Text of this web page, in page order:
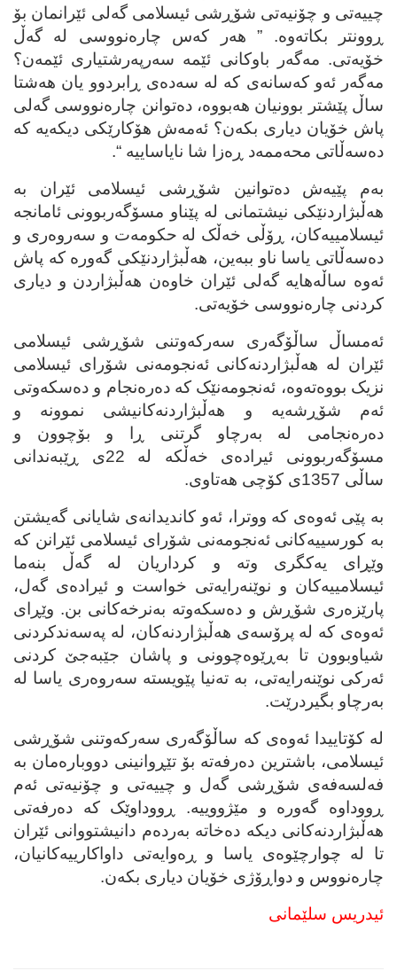
چییه‌تی و چۆنیه‌تی شۆڕشی ئیسلامی گه‌لی ئێرانمان بۆ
ڕوونتر بکاته‌وه‌. ” هه‌ر که‌س چاره‌نووسی له‌ گه‌ڵ
خۆیه‌تی. مه‌گه‌ر باوکانی ئێمه‌ سه‌رپه‌رشتیاری ئێمه‌ن؟
مه‌گه‌ر ئه‌و که‌سانه‌ی که‌ له‌ سه‌ده‌ی ڕابردوو یان هه‌شتا
ساڵ پێشتر بوونیان هه‌بووه‌، ده‌توانن چاره‌نووسی گه‌لی
پاش خۆیان دیاری بکه‌ن؟ ئه‌مه‌ش هۆکارێکی دیکه‌یه‌ که‌
ده‌سه‌ڵاتی محه‌ممه‌د ڕه‌زا شا نایاساییه‌ “.
به‌م پێیه‌ش ده‌توانین شۆڕشی ئیسلامی ئێران به‌
هه‌ڵبژاردنێکی نیشتمانی له‌ پێناو مسۆگه‌ربوونی ئامانجه‌
ئیسلامییه‌کان، ڕۆڵی خه‌ڵک له‌ حکومه‌ت و سه‌روه‌ری و
ده‌سه‌ڵاتی یاسا ناو ببه‌ین، هه‌ڵبژاردنێکی گه‌وره‌ که‌ پاش
ئه‌وه‌ ساڵه‌هایه‌ گه‌لی ئێران خاوه‌ن هه‌ڵبژاردن و دیاری
کردنی چاره‌نووسی خۆیه‌تی.
ئه‌مساڵ ساڵۆگه‌ری سه‌رکه‌وتنی شۆڕشی ئیسلامی
ئێران له‌ هه‌ڵبژاردنه‌کانی ئه‌نجومه‌نی شۆرای ئیسلامی
نزیک بووه‌ته‌وه‌، ئه‌نجومه‌نێک که‌ ده‌ره‌نجام و ده‌سکه‌وتی
ئه‌م شۆڕشه‌یه‌ و هه‌ڵبژاردنه‌کانیشی نموونه‌ و
ده‌ره‌نجامی له‌ به‌رچاو گرتنی ڕا و بۆچوون و
مسۆگه‌ربوونی ئیراده‌ی خه‌ڵکه‌ له‌ 22ی ڕێبه‌ندانی
ساڵی 1357ی کۆچی هه‌تاوی.
به‌ پێی ئه‌وه‌ی که‌ ووترا، ئه‌و کاندیدانه‌ی شایانی گه‌یشتن
به‌ کورسییه‌کانی ئه‌نجومه‌نی شۆرای ئیسلامی ئێرانن که‌
وێڕای یه‌کگری وته‌ و کرداریان له‌ گه‌ڵ بنه‌ما
ئیسلامییه‌کان و نوێنه‌رایه‌تی خواست و ئیراده‌ی گه‌ل،
پارێزه‌ری شۆڕش و ده‌سکه‌وته‌ به‌نرخه‌کانی بن. وێڕای
ئه‌وه‌ی که‌ له‌ پرۆسه‌ی هه‌ڵبژاردنه‌کان، له‌ په‌سه‌ندکردنی
شیاوبوون تا به‌ڕێوه‌چوونی و پاشان جێبه‌جێ کردنی
ئه‌رکی نوێنه‌رایه‌تی، به‌ ته‌نیا پێویسته‌ سه‌روه‌ری یاسا له‌
به‌رچاو بگیردرێت.
له‌ کۆتاییدا ئه‌وه‌ی که‌ ساڵۆگه‌ری سه‌رکه‌وتنی شۆڕشی
ئیسلامی، باشترین ده‌رفه‌ته‌ بۆ تێڕوانینی دووباره‌مان به‌
فه‌لسه‌فه‌ی شۆڕشی گه‌ل و چییه‌تی و چۆنیه‌تی ئه‌م
ڕووداوه‌ گه‌وره‌ و مێژووییه‌. ڕووداوێک که‌ ده‌رفه‌تی
هه‌ڵبژاردنه‌کانی دیکه‌ ده‌خاته‌ به‌رده‌م دانیشتووانی ئێران
تا له‌ چوارچێوه‌ی یاسا و ڕه‌وایه‌تی داواکارییه‌کانیان،
چاره‌نووس و دواڕۆژی خۆیان دیاری بکه‌ن.
ئیدریس سلێمانی